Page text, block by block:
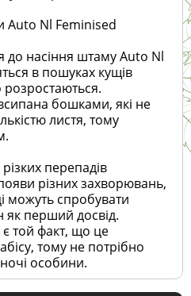
Auto Nl Feminised
до насіння штаму Auto Nl
в пошуках кущів
розростаються.
бошками, які не
листя, тому
перепадів
різних захворювань,
можуть спробувати
як перший досвід.
той факт, що це
тому не потрібно
особини.